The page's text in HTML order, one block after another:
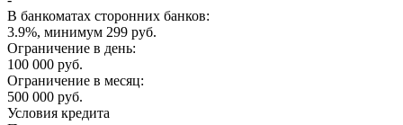
В банкоматах сторонних банков:
3.9%, минимум 299 руб.
Ограничение в день:
100 000 руб.
Ограничение в месяц:
500 000 руб.
Условия кредита